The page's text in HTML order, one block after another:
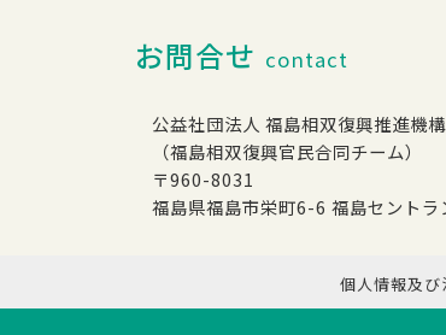
お問合せ contact
公益社団法人 福島相双復興推進機構
（福島相双復興官民合同チーム）
〒960-8031
福島県福島市栄町6-6 福島セントラ
個人情報及